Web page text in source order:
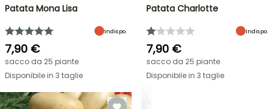
Patata Mona Lisa
Indispo.
7,90 €
sacco da 25 piante
Disponibile in 3 taglie
Patata Charlotte
Indispo.
7,90 €
sacco da 25 piante
Disponibile in 3 taglie